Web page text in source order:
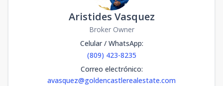
Aristides Vasquez
Broker Owner
Celular / WhatsApp:
(809) 423-8235
Correo electrónico:
avasquez@goldencastlerealestate.com